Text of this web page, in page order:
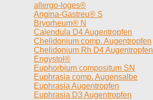
allergo-loges®
Angina-Gastreu® S
Bryorheum® N
Calendula D4 Augentropfen
Chelidonium comp. Augentropfen
Chelidonium Rh D4 Augentropfen
Engystol®
Euphorbium compositum SN
Euphrasia comp. Augensalbe
Euphrasia Augentropfen
Euphrasia D3 Augentropfen